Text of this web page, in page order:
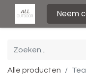
Neem
Alle producten